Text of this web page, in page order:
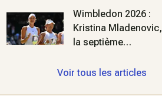
Wimbledon 2026 :
Kristina Mladenovic,
la septième
Voir tous les articles